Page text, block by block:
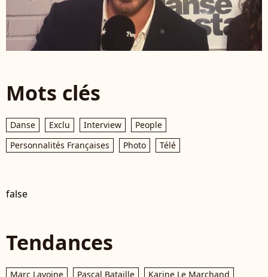
Mots clés
Danse Exclu Interview
People
Personnalités Françaises
Photo Télé
false
Tendances
Marc Lavoine Pascal Bataille Karine Le Marchand